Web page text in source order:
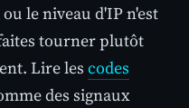
le niveau d'IP n'est
tourner plutôt
Lire les codes
des signaux